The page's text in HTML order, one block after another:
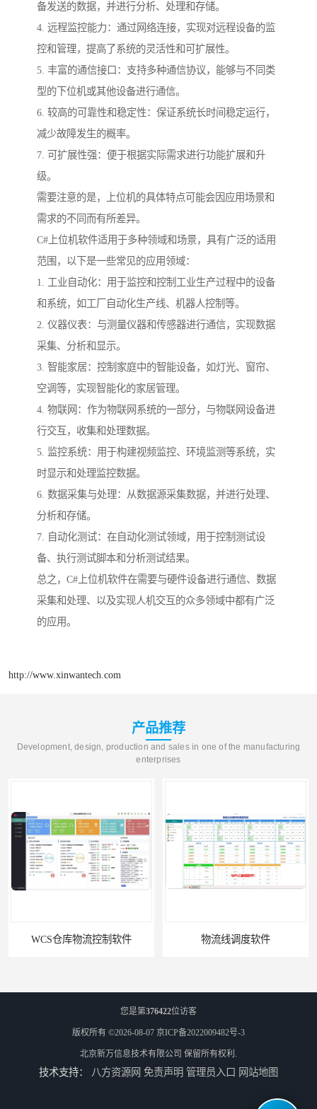
备发送的数据，并进行分析、处理和存储。
4. 远程监控能力：通过网络连接，实现对远程设备的监
控和管理，提高了系统的灵活性和可扩展性。
5. 丰富的通信接口：支持多种通信协议，能够与不同类
型的下位机或其他设备进行通信。
6. 较高的可靠性和稳定性：保证系统长时间稳定运行，
减少故障发生的概率。
7. 可扩展性强：便于根据实际需求进行功能扩展和升
级。
需要注意的是，上位机的具体特点可能会因应用场景和
需求的不同而有所差异。
C#上位机软件适用于多种领域和场景，具有广泛的适用
范围，以下是一些常见的应用领域：
1. 工业自动化：用于监控和控制工业生产过程中的设备
和系统，如工厂自动化生产线、机器人控制等。
2. 仪器仪表：与测量仪器和传感器进行通信，实现数据
采集、分析和显示。
3. 智能家居：控制家庭中的智能设备，如灯光、窗帘、
空调等，实现智能化的家居管理。
4. 物联网：作为物联网系统的一部分，与物联网设备进
行交互，收集和处理数据。
5. 监控系统：用于构建视频监控、环境监测等系统，实
时显示和处理监控数据。
6. 数据采集与处理：从数据源采集数据，并进行处理、
分析和存储。
7. 自动化测试：在自动化测试领域，用于控制测试设
备、执行测试脚本和分析测试结果。
总之，C#上位机软件在需要与硬件设备进行通信、数据
采集和处理、以及实现人机交互的众多领域中都有广泛
的应用。
http://www.xinwantech.com
产品推荐
Development, design, production and sales in one of the manufacturing
enterprises
WCS仓库物流控制软件 物流线调度软件
您是第376422位访客
版权所有 ©2026-08-07 京ICP备2022009482号-3
北京新万信息技术有限公司 保留所有权利.
技术支持： 八方资源网 免责声明 管理员入口 网站地图